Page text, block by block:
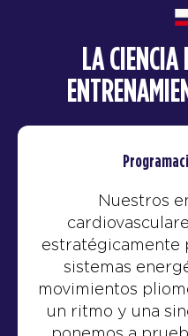
LA CIENCIA
Nuestros
estratégicamente
sistemas
movimientos
un ritmo y una
ponemos a